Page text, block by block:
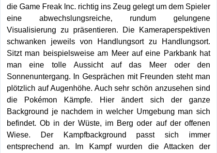
die Game Freak Inc. richtig ins Zeug gelegt um dem Spieler
eine abwechslungsreiche, rundum gelungene
Visualisierung zu präsentieren. Die Kameraperspektiven
schwanken jeweils von Handlungsort zu Handlungsort.
Sitzt man beispielsweise am Meer auf eine Parkbank hat
man eine tolle Aussicht auf das Meer oder den
Sonnenuntergang. In Gesprächen mit Freunden steht man
plötzlich auf Augenhöhe. Auch sehr schön anzusehen sind
die Pokémon Kämpfe. Hier ändert sich der ganze
Background je nachdem in welcher Umgebung man sich
befindet. Ob in der Wüste, im Berg oder auf der offenen
Wiese. Der Kampfbackground passt sich immer
entsprechend an. Im Kampf wurden die Attacken der